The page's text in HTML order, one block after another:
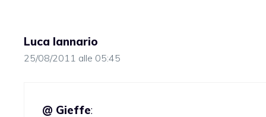
Luca Iannario
25/08/2011 alle 05:45
@ Gieffe: